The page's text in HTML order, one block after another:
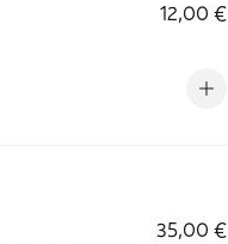
12,00 €
35,00 €